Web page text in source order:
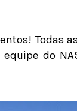
Todas
do